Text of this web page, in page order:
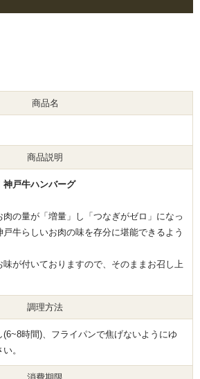
商品名
商品説明
神戸牛ハンバーグ
の量が「増量」し「つなぎがゼロ」になっ
牛らしいお肉の味を存分に堪能できるよう
が付いておりますので、そのままお召し上
調理方法
時間)、フライパンで焦げないようにゆ
。